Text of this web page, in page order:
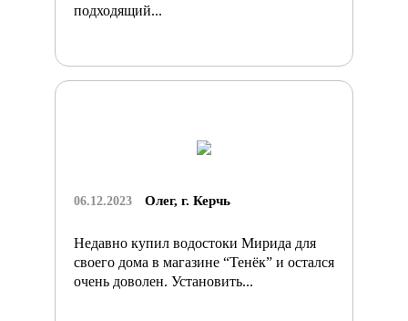
подходящий...
06.12.2023 Олег, г. Керчь
Недавно купил водостоки Мирида для
своего дома в магазине “Тенёк” и остался
очень доволен. Установить...